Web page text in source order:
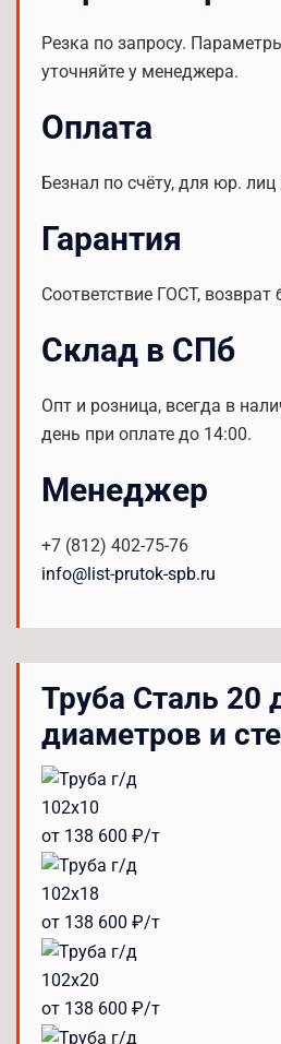
Резка по запросу.
уточняйте у менеджера.
Оплата
Безнал по счёту, для юр.
Гарантия
Соответствие ГОСТ, возврат
Склад в СПб
Опт и розница, всегда в
день при оплате до 14:00.
Менеджер
+7 (812) 402-75-76
info@list-prutok-spb.ru
Труба Сталь 20
диаметров и
102x10
от 138 600 ₽/т
102x18
от 138 600 ₽/т
102x20
от 138 600 ₽/т